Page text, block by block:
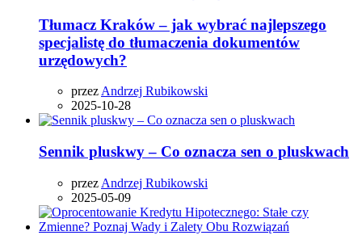
Tłumacz Kraków – jak wybrać najlepszego
specjalistę do tłumaczenia dokumentów
urzędowych?
przez Andrzej Rubikowski
2025-10-28
Sennik pluskwy – Co oznacza sen o pluskwach
przez Andrzej Rubikowski
2025-05-09